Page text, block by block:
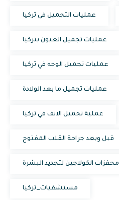
عمليات التجميل في تركيا
عمليات تجميل العيون بتركيا
عمليات تجميل الوجه في تركيا
عمليات تجميل ما بعد الولادة
عملية تجميل الانف في تركيا
قبل وبعد جراحة القلب المفتوح
محفزات الكولاجين لتجديد البشرة
مستشفيات_تركيا